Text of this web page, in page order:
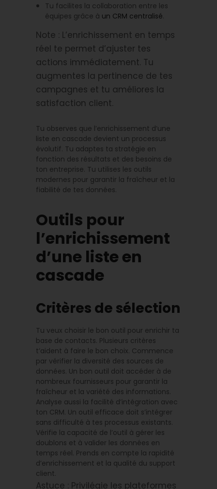
Tu facilites la collaboration entre les
équipes grâce à un CRM centralisé.
Note : L’enrichissement en temps
réel te permet d’ajuster tes
actions immédiatement. Tu
augmentes la pertinence de tes
campagnes et tu améliores la
satisfaction client.
Tu observes que l’enrichissement d’une
liste en cascade devient un processus
évolutif. Tu adaptes ta stratégie en
fonction des résultats et des besoins de
ton entreprise. Tu utilises les outils
modernes pour garantir la fraîcheur et la
fiabilité de tes données.
Outils pour
l’enrichissement
d’une liste en
cascade
Critères de sélection
Tu veux choisir le bon outil pour enrichir ta
base de contacts. Plusieurs critères
t’aident à faire le bon choix. Commence
par vérifier la diversité des sources de
données. Un bon outil doit accéder à de
nombreux fournisseurs pour garantir la
fraîcheur et la variété des informations.
Analyse aussi la facilité d’intégration avec
ton CRM. Un outil efficace doit s’intégrer
sans difficulté à tes processus existants.
Vérifie la capacité de l’outil à gérer les
doublons et à valider les données en
temps réel. Prends en compte la rapidité
d’enrichissement et la qualité du support
client.
Astuce : Privilégie les plateformes